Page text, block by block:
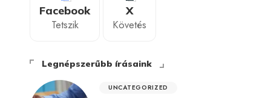
Facebook
Tetszik
X
Követés
Legnépszerűbb írásaink
UNCATEGORIZED